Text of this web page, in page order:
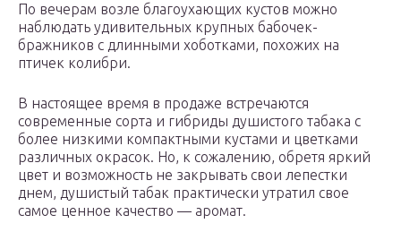
По вечерам возле благоухающих кустов можно
наблюдать удивительных крупных бабочек-
бражников с длинными хоботками, похожих на
птичек колибри.
В настоящее время в продаже встречаются
современные сорта и гибриды душистого табака с
более низкими компактными кустами и цветками
различных окрасок. Но, к сожалению, обретя яркий
цвет и возможность не закрывать свои лепестки
днем, душистый табак практически утратил свое
самое ценное качество — аромат.